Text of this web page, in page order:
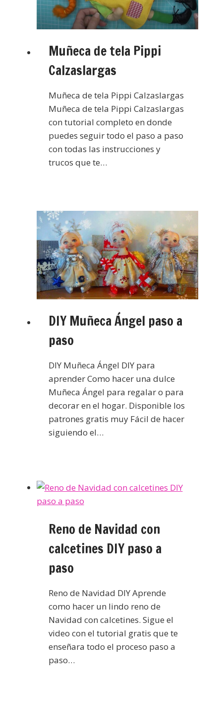
Muñeca de tela Pippi
Calzaslargas
Muñeca de tela Pippi Calzaslargas
Muñeca de tela Pippi Calzaslargas
con tutorial completo en donde
puedes seguir todo el paso a paso
con todas las instrucciones y
trucos que te…
DIY Muñeca Ángel paso a
paso
DIY Muñeca Ángel DIY para
aprender Como hacer una dulce
Muñeca Ángel para regalar o para
decorar en el hogar. Disponible los
patrones gratis muy Fácil de hacer
siguiendo el…
Reno de Navidad con
calcetines DIY paso a
paso
Reno de Navidad DIY Aprende
como hacer un lindo reno de
Navidad con calcetines. Sigue el
video con el tutorial gratis que te
enseñara todo el proceso paso a
paso…